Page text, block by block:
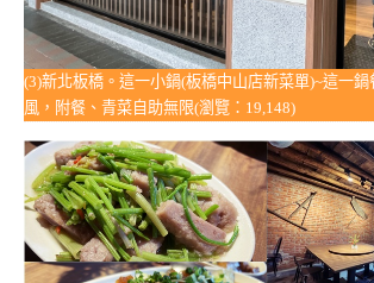
(3)新北板橋。這一小鍋(板橋中山店新菜單)~這一
風，附餐、青菜自助無限(瀏覽：19,148)